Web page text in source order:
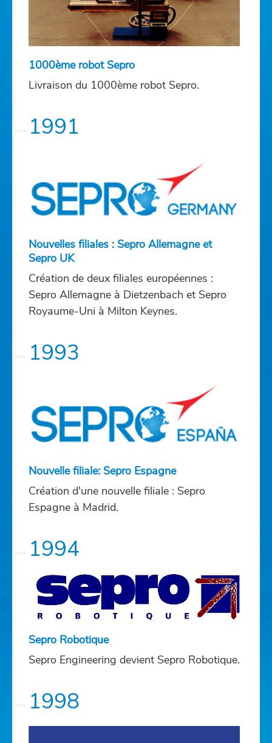
1000ème robot Sepro
Livraison du 1000ème robot Sepro.
1991
Nouvelles filiales : Sepro Allemagne et
Sepro UK
Création de deux filiales européennes :
Sepro Allemagne à Dietzenbach et Sepro
Royaume-Uni à Milton Keynes.
1993
Nouvelle filiale: Sepro Espagne
Création d'une nouvelle filiale : Sepro
Espagne à Madrid.
1994
Sepro Robotique
Sepro Engineering devient Sepro Robotique.
1998